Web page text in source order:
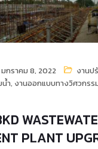
มกราคม 8, 2022 งานป
น้ำ, งานออกแบบทางวิศวกรร
PLANT